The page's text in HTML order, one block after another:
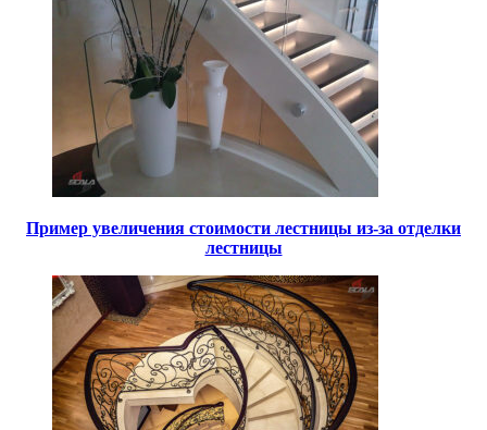
Пример увеличения стоимости лестницы из-за отделки
лестницы